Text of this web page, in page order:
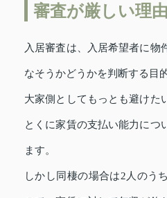
審査が厳しい理由
入居審査は、入居希望者に物
なそうかどうかを判断する目
大家側としてもっとも避けた
とくに家賃の支払い能力につ
ます。
しかし同棲の場合は2人のう